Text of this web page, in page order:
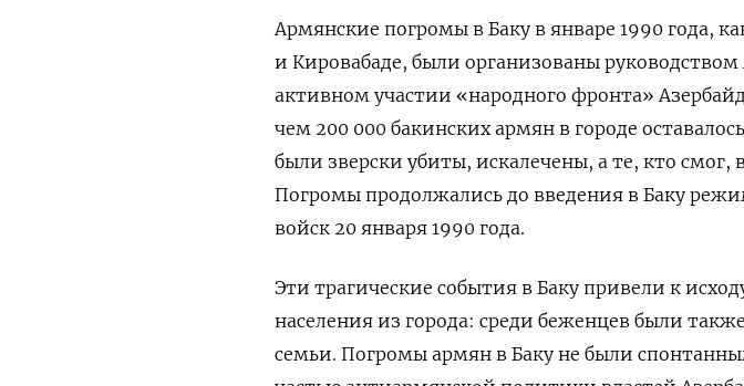
Армянские погромы в Баку в январе 1990 года,
и Кировабаде, были организованы
активном участии «народного фронта»
чем 200 000 бакинских армян в городе
были зверски убиты, искалечены, а те, кто
Погромы продолжались до введения в Баку
войск 20 января 1990 года.
Эти трагические события в Баку привели к
населения из города: среди беженцев были
семьи. Погромы армян в Баку не были